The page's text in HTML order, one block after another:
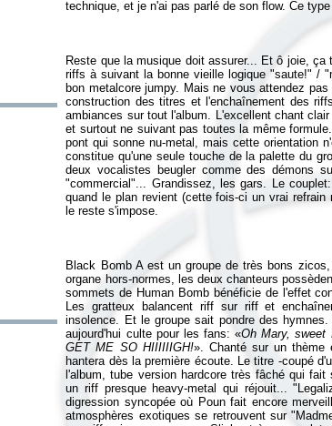
Reste que la musique doit assurer... Et ô joie,
riffs à suivant la bonne vieille logique "saute!" /
bon metalcore jumpy. Mais ne vous attendez
construction des titres et l'enchaînement des
ambiances sur tout l'album. L'excellent chant
et surtout ne suivant pas toutes la même
pont qui sonne nu-metal, mais cette orientation
constitue qu'une seule touche de la palette du
deux vocalistes beugler comme des démons
"commercial"... Grandissez, les gars. Le
quand le plan revient (cette fois-ci un vrai
Black Bomb A est un groupe de très bons
organe hors-normes, les deux chanteurs
sommets de Human Bombbénéficie de l'effet
Les gratteux balancent riff sur riff et
insolence. Et le groupe sait pondre des
aujourd'hui culte pour les fans: «Oh Mary, sweet
GET ME SO HIIIIIIGH!». Chanté sur un thème
hantera dès la première écoute. Le titre -coupé
l'album, tube version hardcore très fâché qui
un riff presque heavy-metal qui réjouit...
digression syncopée où Poun fait encore
atmosphères exotiques se retrouvent sur